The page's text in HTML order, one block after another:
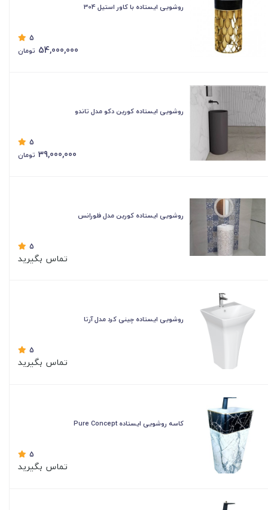
روشویی ایستاده با کاور استیل 304
5
54,000,000 تومان
روشویی ایستاده کورین دکو مدل تاندو
5
39,000,000 تومان
روشویی ایستاده کورین مدل فلورانس
5
تماس بگیرید
روشویی ایستاده چینی کرد مدل آرتا
5
تماس بگیرید
کاسه روشویی ایستاده Pure Concept
5
تماس بگیرید